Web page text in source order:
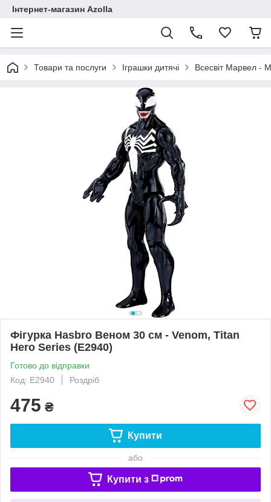
Інтернет-магазин Azolla
Товари та послуги Іграшки дитячі Всесвіт Марвел -
Фігурка Hasbro Веном 30 см - Venom, Titan
Hero Series (E2940)
Готово до відправки
Код: E2940
Роздріб
475 ₴
Купити
або
Купити з